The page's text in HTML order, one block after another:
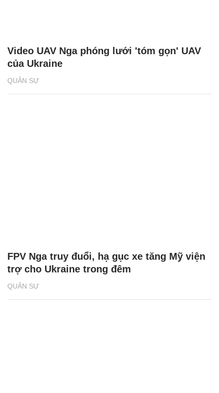
QUÂN SỰ
Video UAV Nga phóng lưới 'tóm gọn' UAV
của Ukraine
QUÂN SỰ
FPV Nga truy đuổi, hạ gục xe tăng Mỹ viện
trợ cho Ukraine trong đêm